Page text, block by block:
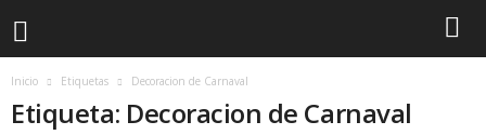
Inicio Etiquetas Decoracion de Carnaval
Etiqueta: Decoracion de Carnaval